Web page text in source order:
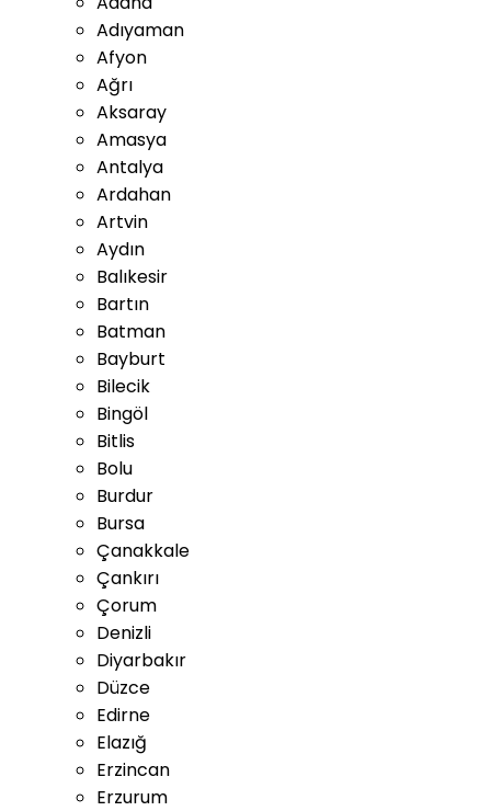
Adıyaman
Afyon
Ağrı
Aksaray
Amasya
Antalya
Ardahan
Artvin
Aydın
Balıkesir
Bartın
Batman
Bayburt
Bilecik
Bingöl
Bitlis
Bolu
Burdur
Bursa
Çanakkale
Çankırı
Çorum
Denizli
Diyarbakır
Düzce
Edirne
Elazığ
Erzincan
Erzurum